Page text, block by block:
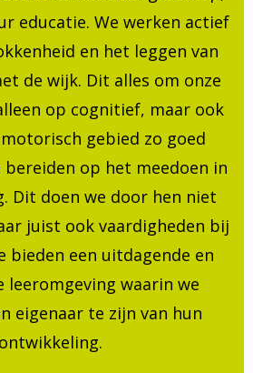
educatie. We werken actief
en het leggen van
de wijk. Dit alles om onze
op cognitief, maar ook
gebied zo goed
op het meedoen in
Dit doen we door hen niet
juist ook vaardigheden bij
bieden een uitdagende en
leeromgeving waarin we
eigenaar te zijn van hun
ontwikkeling.